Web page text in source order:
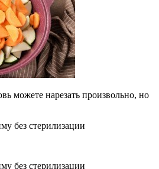
можете нарезать произвольно, но